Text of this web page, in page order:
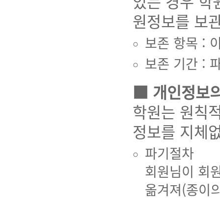
원정보를 보
보존 항목 :
보존 기간 :
■ 개인정보
학원는 원칙
정보를 지체
파기절차
회원님이 회
옮겨져(종이